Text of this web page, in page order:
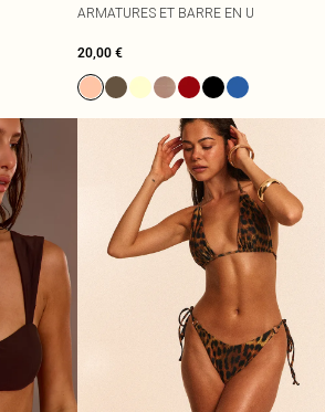
ARMATURES ET BARRE EN U
20,00 €